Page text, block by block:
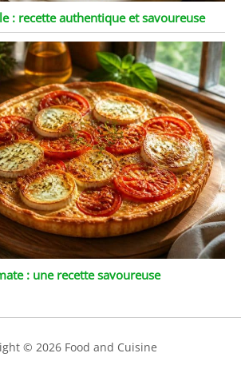
: recette authentique et savoureuse
: une recette savoureuse
© 2026 Food and Cuisine